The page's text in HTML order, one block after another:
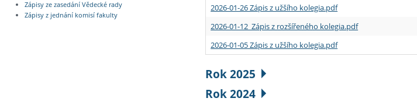
Zápisy ze zasedání Vědecké rady
Zápisy z jednání komisí fakulty
2026-01-26 Zápis z užšího kolegia.pdf
2026-01-12 Zápis z rozšířeného kolegia.pdf
2026-01-05 Zápis z užšího kolegia.pdf
Rok 2025
Rok 2024